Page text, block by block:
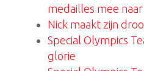
medailles mee naar
Nick maakt zijn
Special Olympics
glorie